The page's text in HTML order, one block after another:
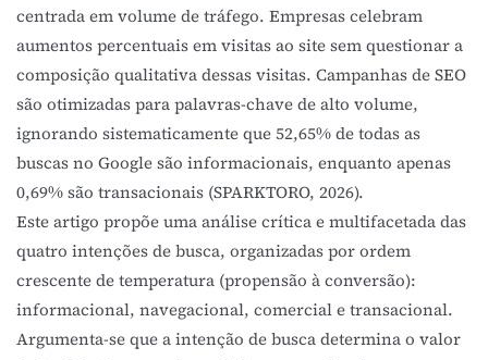
centrada em volume de tráfego. Empresas celebram
aumentos percentuais em visitas ao site sem questionar a
composição qualitativa dessas visitas. Campanhas de SEO
são otimizadas para palavras-chave de alto volume,
ignorando sistematicamente que 52,65% de todas as
buscas no Google são informacionais, enquanto apenas
0,69% são transacionais (SPARKTORO, 2026).
Este artigo propõe uma análise crítica e multifacetada das
quatro intenções de busca, organizadas por ordem
crescente de temperatura (propensão à conversão):
informacional, navegacional, comercial e transacional.
Argumenta-se que a intenção de busca determina o valor